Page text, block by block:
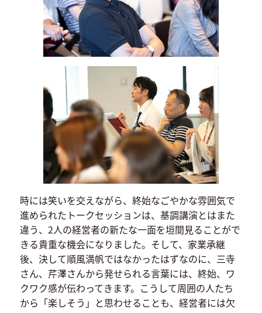
時には笑いを交えながら、終始なごやかな雰囲気で
進められたトークセッションは、基調講演とはまた
違う、2人の経営者の新たな一面を垣間見ることがで
きる貴重な機会になりました。そして、家業承継
後、決して順風満帆ではなかったはずなのに、三寺
さん、芹澤さんから発せられる言葉には、終始、ワ
クワク感が伝わってきます。こうして周囲の人たち
から「楽しそう」と思わせることも、経営者には欠